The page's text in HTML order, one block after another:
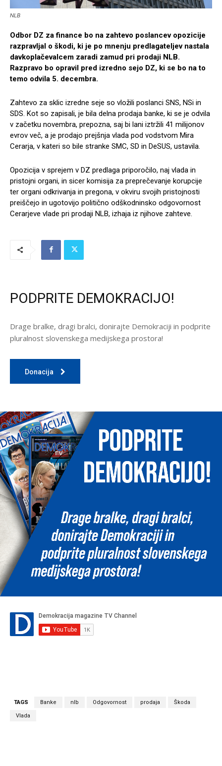
NLB
Odbor DZ za finance bo na zahtevo poslancev opozicije
razpravljal o škodi, ki je po mnenju predlagateljev nastala
davkoplačevalcem zaradi zamud pri prodaji NLB.
Razpravo bo opravil pred izredno sejo DZ, ki se bo na to
temo odvila 5. decembra.
Zahtevo za sklic izredne seje so vložili poslanci SNS, NSi in
SDS. Kot so zapisali, je bila delna prodaja banke, ki se je odvila
v začetku novembra, prepozna, saj bi lani iztržili 41 milijonov
evrov več, a je prodajo prejšnja vlada pod vodstvom Mira
Cerarja, v kateri so bile stranke SMC, SD in DeSUS, ustavila.
Opozicija v sprejem v DZ predlaga priporočilo, naj vlada in
pristojni organi, in sicer komisija za preprečevanje korupcije
ter organi odkrivanja in pregona, v okviru svojih pristojnosti
preiščejo in ugotovijo politično odškodninsko odgovornost
Cerarjeve vlade pri prodaji NLB, izhaja iz njihove zahteve.
PODPRITE DEMOKRACIJO!
Drage bralke, dragi bralci, donirajte Demokraciji in podprite
pluralnost slovenskega medijskega prostora!
Donacija
TAGS Banke nlb Odgovornost prodaja Škoda
Vlada